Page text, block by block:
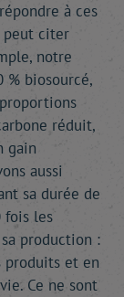
à ces
peut citer
notre
biosourcé,
réduit,
gain
aussi
sa durée de
fois les
production :
produits et en
Ce ne sont